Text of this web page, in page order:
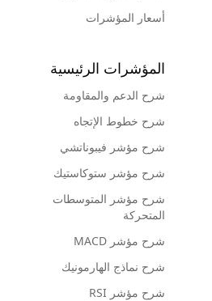
أسعار المؤشرات
المؤشرات الرئيسية
شرح الدعم والمقاومة
شرح خطوط الإتجاه
شرح مؤشر فيبوناتشي
شرح مؤشر ستوكاستيك
شرح مؤشر المتوسطات
المتحركة
شرح مؤشر MACD
شرح نماذج الهارمونيك
شرح مؤشر RSI